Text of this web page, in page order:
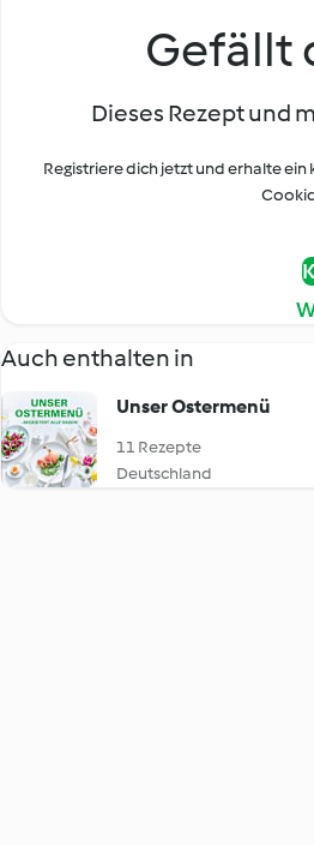
Gefällt
Dieses Rezept und
Registriere dich jetzt und erhalte ein
Auch enthalten in
Unser Ostermenü
11 Rezepte
Deutschland